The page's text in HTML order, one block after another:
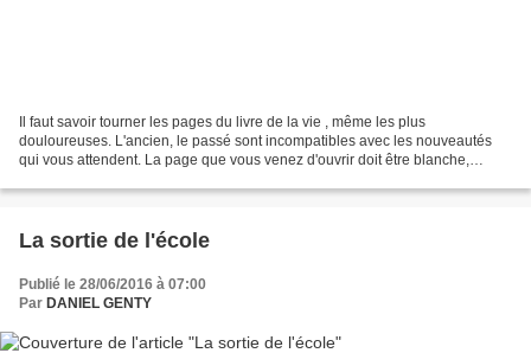
Il faut savoir tourner les pages du livre de la vie , même les plus
douloureuses. L'ancien, le passé sont incompatibles avec les nouveautés
qui vous attendent. La page que vous venez d'ouvrir doit être blanche,
La sortie de l'école
Publié le 28/06/2016 à 07:00
Par DANIEL GENTY